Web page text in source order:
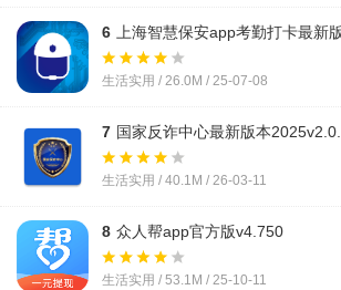
6 上海智慧保安app考勤打卡最新
生活实用 / 26.0M / 25-07-08
7 国家反诈中心最新版本
生活实用 / 40.1M / 26-03-11
8 众人帮app官方版v4.750
生活实用 / 53.1M / 25-10-11